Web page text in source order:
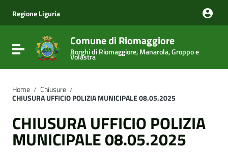
Vai al menu di navigazione
Vai al footer
Regione Liguria
Attiva / disattiva la navigazione
Comune di Riomaggiore
Borghi di Riomaggiore, Manarola, Groppo e
Volastra
Home / Chiusure /
CHIUSURA UFFICIO POLIZIA MUNICIPALE 08.05.2025
CHIUSURA UFFICIO POLIZIA
MUNICIPALE 08.05.2025